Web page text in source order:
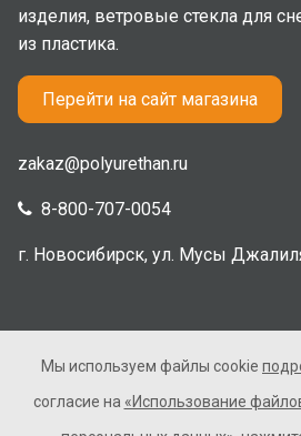
изделия, ветровые стекла для
из пластика.
Перейти на сайт магазина
zakaz@polyurethan.ru
8-800-707-0054
г. Новосибирск, ул. Мусы
2005-2026 © Полиуретан. Все
является публичной
Мы используем файлы cookie
согласие на «Использование